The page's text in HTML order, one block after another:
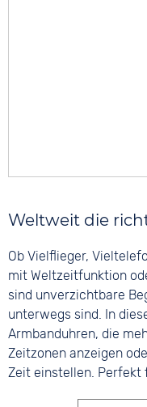
Weltweit die
Ob Vielflieger,
mit Weltzeitfunktion
sind unverzichtbare
unterwegs sind. In
Armbanduhren, die
Zeitzonen anzeigen
Zeit einstellen. Perfekt